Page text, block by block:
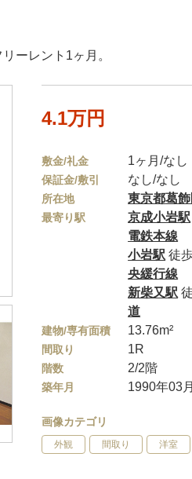
ーレント1ヶ月。
4.1万円
敷金/礼金 1ヶ月/なし
保証金/敷引 なし/なし
所在地 東京都葛
最寄り駅 京成小岩駅
電鉄本線
小岩駅 徒
央緩行線
新柴又駅
道
建物/専有面積 13.76m²
間取り 1R
階数 2/2階
築年月 1990年03月
画像カテゴリ
外観 間取り 洋室